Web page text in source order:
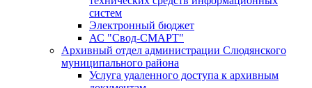
систем
Электронный бюджет
АС "Свод-СМАРТ"
Архивный отдел администрации Слюдянского
муниципального района
Услуга удаленного доступа к архивным